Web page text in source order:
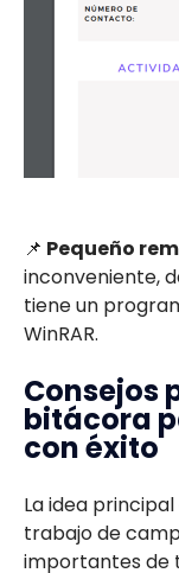
📌 Pequeño
inconveniente,
tiene un
WinRAR.
Consejos
bitácora
con éxito
La idea
trabajo de
importantes de